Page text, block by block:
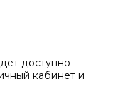
доступно
кабинет и